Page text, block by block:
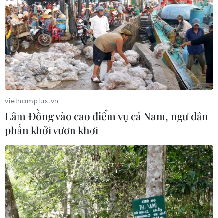
nhiều tuyến giao thông trước mùa
mưa bão
06/08/2026 02:23
Đẹp nao lòng sắc tím mùa
hoa súng trên dòng Ngô Đồng ở
Ninh Bình
06/08/2026 02:13
nâng cao năng lực phẫu thuật
chuyên sâu tại Bệnh viện K
06/08/2026 02:13
Làng chài Ine và
vietnamplus.vn
Lâm Đồng vào cao điểm vụ cá Nam, ngư dân
phấn khởi vươn khơi